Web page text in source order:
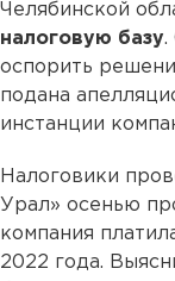
Челябинской
налоговую базу.
оспорить
подана
инстанции
Налоговики
Урал» осенью
компания
2022 года.